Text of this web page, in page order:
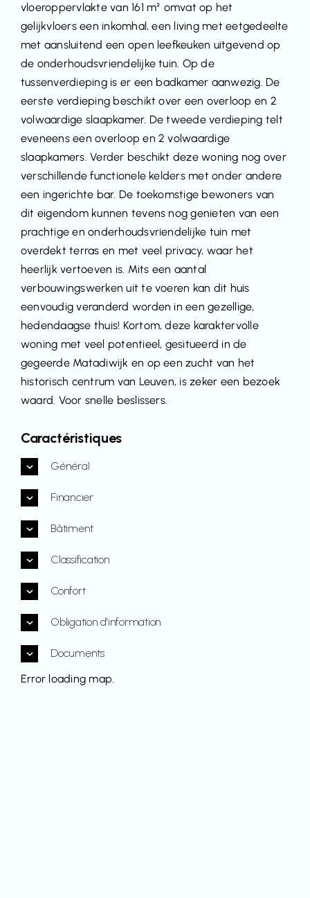
vloeroppervlakte van 161 m² omvat op het
gelijkvloers een inkomhal, een living met eetgedeelte
met aansluitend een open leefkeuken uitgevend op
de onderhoudsvriendelijke tuin. Op de
tussenverdieping is er een badkamer aanwezig. De
eerste verdieping beschikt over een overloop en 2
volwaardige slaapkamer. De tweede verdieping telt
eveneens een overloop en 2 volwaardige
slaapkamers. Verder beschikt deze woning nog over
verschillende functionele kelders met onder andere
een ingerichte bar. De toekomstige bewoners van
dit eigendom kunnen tevens nog genieten van een
prachtige en onderhoudsvriendelijke tuin met
overdekt terras en met veel privacy, waar het
heerlijk vertoeven is. Mits een aantal
verbouwingswerken uit te voeren kan dit huis
eenvoudig veranderd worden in een gezellige,
hedendaagse thuis! Kortom, deze karaktervolle
woning met veel potentieel, gesitueerd in de
gegeerde Matadiwijk en op een zucht van het
historisch centrum van Leuven, is zeker een bezoek
waard. Voor snelle beslissers.
Caractéristiques
Général
Financier
Bâtiment
Classification
Confort
Obligation d'information
Documents
Error loading map.